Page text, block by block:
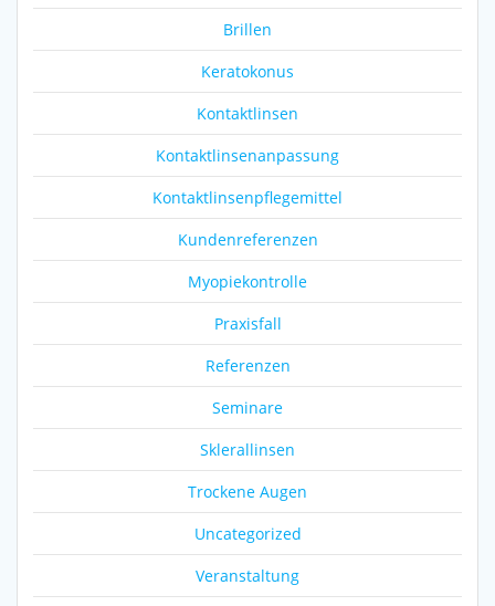
Brillen
Keratokonus
Kontaktlinsen
Kontaktlinsenanpassung
Kontaktlinsenpflegemittel
Kundenreferenzen
Myopiekontrolle
Praxisfall
Referenzen
Seminare
Sklerallinsen
Trockene Augen
Uncategorized
Veranstaltung